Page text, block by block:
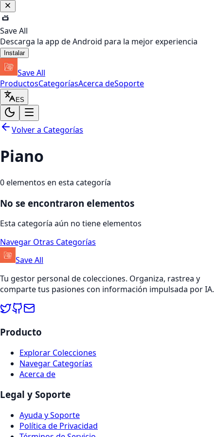
Save All
Descarga la app de Android para la mejor experiencia
Instalar
Save All
ProductosCategoríasAcerca deSoporte
ES
Volver a Categorías
Piano
0elementos en esta categoría
No se encontraron elementos
Esta categoría aún no tiene elementos
Navegar Otras Categorías
Save All
Tu gestor personal de colecciones. Organiza, rastrea y
comparte tus pasiones con información impulsada por IA.
Producto
Explorar Colecciones
Navegar Categorías
Acerca de
Legal y Soporte
Ayuda y Soporte
Política de Privacidad